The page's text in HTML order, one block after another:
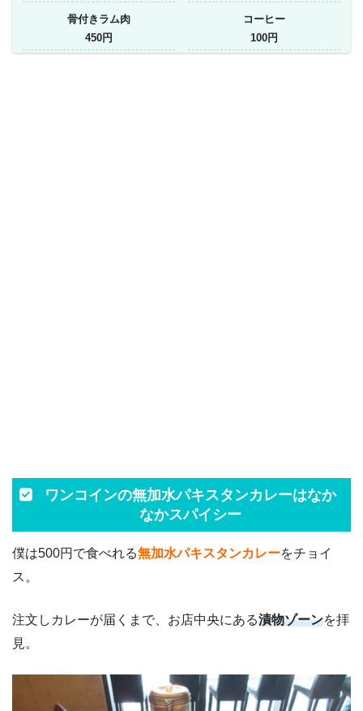
骨付きラム肉
450円
コーヒー
100円
ワンコインの無加水パキスタンカレーはなか
なかスパイシー
僕は500円で食べれる無加水パキスタンカレーをチョイ
ス。
注文しカレーが届くまで、お店中央にある漬物ゾーンを拝
見。